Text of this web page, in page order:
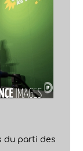
du parti des